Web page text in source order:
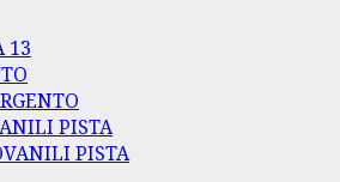
13
PISTA
PISTA